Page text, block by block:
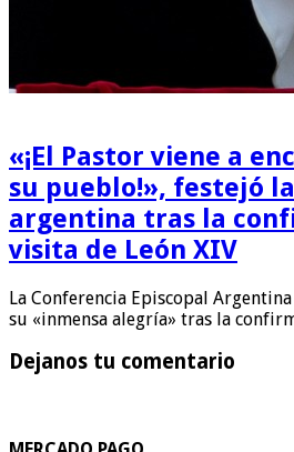
«¡El Pastor viene a
su pueblo!», festejó
argentina tras la
visita de León XIV
La Conferencia Episcopal
su «inmensa alegría» tras la
Dejanos tu comentario